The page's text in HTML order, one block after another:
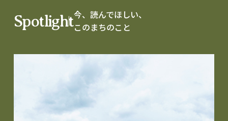
Spotlight今、読んでほしい、
このまちのこと